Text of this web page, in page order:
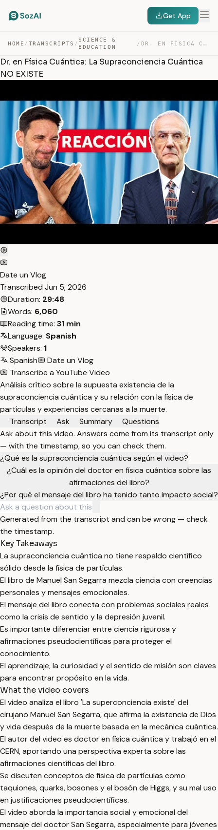
Get App
HOME / TRANSCRIPTS /
SCIENCE &
EDUCATION
/ DR. EN FÍSICA CUÁNTICA: LA SUPRACONCIENCIA CUÁNTICA NO … — TRANSCRIPT
Dr. en Física Cuántica: La Supraconciencia Cuántica
NO EXISTE
Date un Vlog
Transcribed Jun 5, 2026
Duration: 29:48
Words: 6,060
Reading time: 31 min
Language: Spanish
Speakers: 1
Spanish
Date un Vlog
Transcribe a YouTube Video
Análisis crítico sobre la supuesta existencia de la
supraconciencia cuántica y su relación con la física de
partículas y experiencias cercanas a la muerte.
Transcript
Ask Summary
Questions
Ask about this video. Answers come from its transcript only
— with the timestamp, so you can check them.
¿Qué es la supraconciencia cuántica según el video?
¿Cuál es la opinión del doctor en física cuántica sobre las
afirmaciones del libro?
¿Por qué el mensaje del libro ha tenido tanto impacto social?
Generated from the transcript and can be wrong — check
the timestamp.
Key Takeaways
La supraconciencia cuántica no tiene respaldo científico
sólido desde la física de partículas.
El libro de Manuel San Segarra mezcla ciencia con creencias
personales y mensajes emocionales.
El mensaje del libro conecta con problemas sociales reales
como la crisis de sentido y la depresión juvenil.
Es importante diferenciar entre ciencia rigurosa y
afirmaciones pseudocientíficas para proteger el
conocimiento.
El aprendizaje, la curiosidad y el sentido de misión son claves
para encontrar propósito en la vida.
What the video covers
El video analiza el libro 'La superconciencia existe' del
cirujano Manuel San Segarra, que afirma la existencia de Dios
y vida después de la muerte basada en la mecánica cuántica.
El autor del video es doctor en física cuántica y trabajó en el
CERN, aportando una perspectiva experta sobre las
afirmaciones científicas del libro.
Se discuten conceptos de física de partículas como
taquiones, quarks, bosones y el bosón de Higgs, y su mal uso
en justificaciones pseudocientíficas.
El video aborda la importancia social y emocional del
mensaje del doctor San Segarra, especialmente para jóvenes